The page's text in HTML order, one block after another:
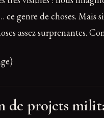
genre de choses. Mais
assez surprenantes.
de projets